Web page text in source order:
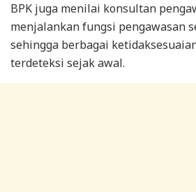
BPK juga menilai konsultan
menjalankan fungsi pengawasan
sehingga berbagai
terdeteksi sejak awal.